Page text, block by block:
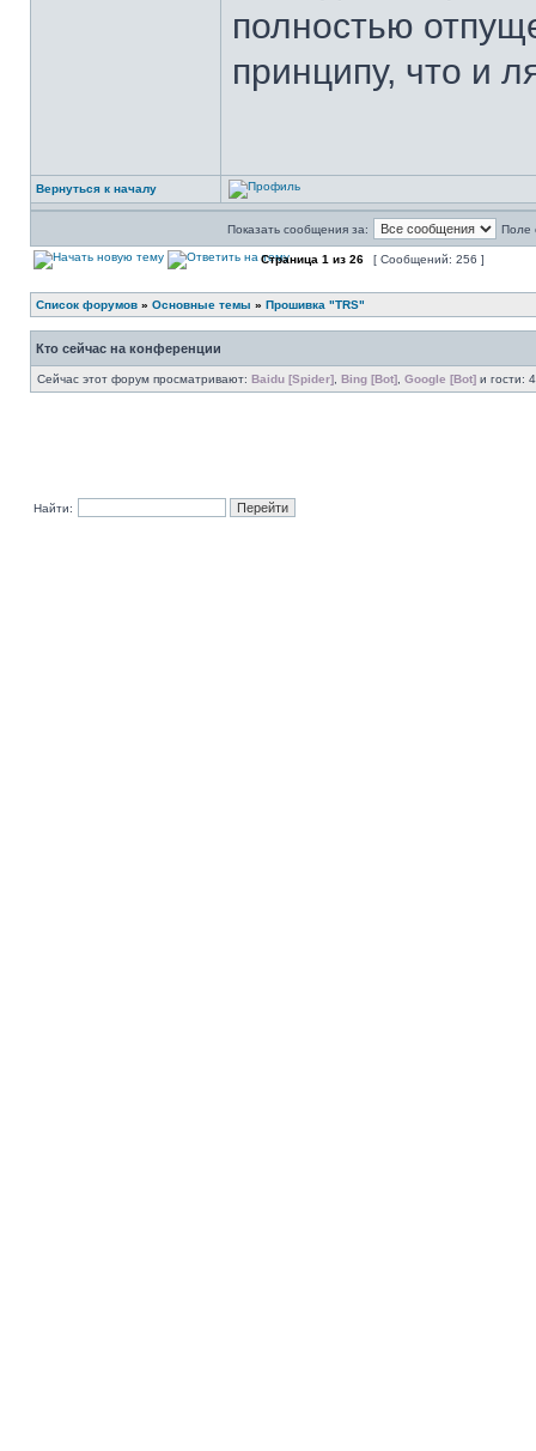
полностью
принципу, что и
Вернуться к началу
Показать сообщения за: Поле
Страница 1 из 26 [ Сообщений: 256 ]
Список форумов » Основные темы » Прошивка "TRS"
Кто сейчас на конференции
Сейчас этот форум просматривают: Baidu [Spider] Bing [Bot] Google [Bot] и гости: 4
Найти: